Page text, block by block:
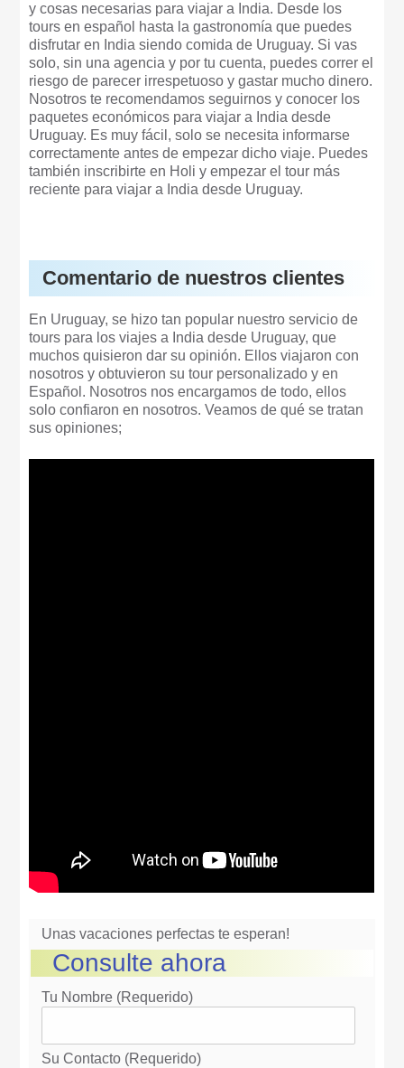
y cosas necesarias para viajar a India. Desde los
tours en español hasta la gastronomía que puedes
disfrutar en India siendo comida de Uruguay. Si vas
solo, sin una agencia y por tu cuenta, puedes correr el
riesgo de parecer irrespetuoso y gastar mucho dinero.
Nosotros te recomendamos seguirnos y conocer los
paquetes económicos para viajar a India desde
Uruguay. Es muy fácil, solo se necesita informarse
correctamente antes de empezar dicho viaje. Puedes
también inscribirte en Holi y empezar el tour más
reciente para viajar a India desde Uruguay.
Comentario de nuestros clientes
En Uruguay, se hizo tan popular nuestro servicio de
tours para los viajes a India desde Uruguay, que
muchos quisieron dar su opinión. Ellos viajaron con
nosotros y obtuvieron su tour personalizado y en
Español. Nosotros nos encargamos de todo, ellos
solo confiaron en nosotros. Veamos de qué se tratan
sus opiniones;
Unas vacaciones perfectas te esperan!
Consulte ahora
Tu Nombre (requerido)
Su Contacto (requerido)